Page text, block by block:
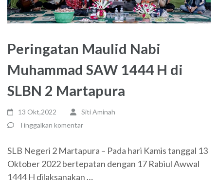
Peringatan Maulid Nabi
Muhammad SAW 1444 H di
SLBN 2 Martapura
13 Okt,2022
Siti Aminah
Tinggalkan komentar
SLB Negeri 2 Martapura – Pada hari Kamis tanggal 13
Oktober 2022 bertepatan dengan 17 Rabiul Awwal
1444 H dilaksanakan …